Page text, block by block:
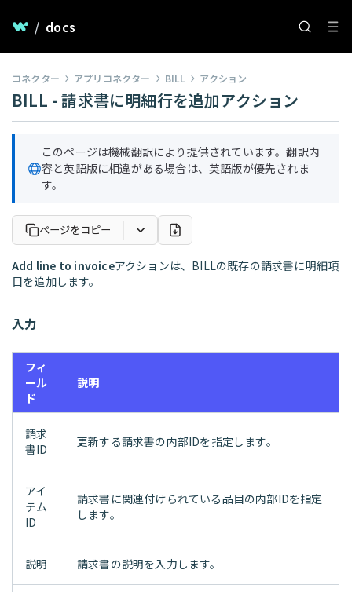
/ docs
コネクター アプリコネクター BILL アクション
BILL - 請求書に明細行を追加アクション
このページは機械翻訳により提供されています。翻訳内
容と英語版に相違がある場合は、英語版が優先されま
す。
ページをコピー
Add line to invoiceアクションは、BILLの既存の請求書に明細項
目を追加します。
入力
フィ
ール
ド
説明
請求
書ID
更新する請求書の内部IDを指定します。
アイ
テム
ID
請求書に関連付けられている品目の内部IDを指定
します。
説明 請求書の説明を入力します。